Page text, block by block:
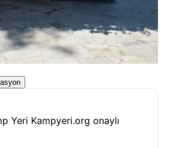
Yeri Kampyeri.org onaylı